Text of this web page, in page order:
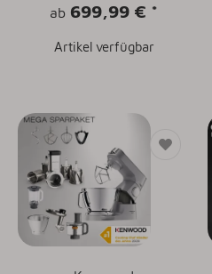
ab 699,99 € *
Artikel verfügbar